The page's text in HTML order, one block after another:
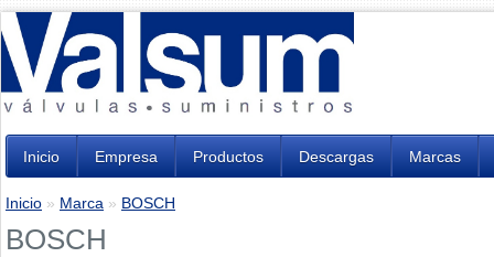
Inicio Empresa Productos Descargas Marcas
Inicio » Marca » BOSCH
BOSCH